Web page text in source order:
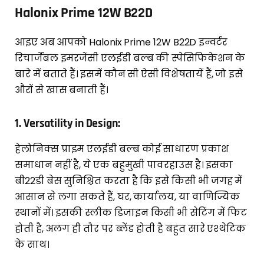
Halonix Prime 12W B22D
आइए अब आपको Halonix Prime 12W B22D इन्वर्टर
रिचार्जेबल इमरजेंसी एलईडी बल्ब की स्पेसिफिकेशन के
बारे में बताते हैं। इसमें कौन सी ऐसी विशेषतायें हैं, जो इसे
औरों से खास बनाती हैं।
1.Versatility in Design:
हेलोनिक्स प्राइम एलईडी बल्ब कोई साधारण प्रकाश
समाधान नहीं है, ये एक बहुमुखी पावरहाउस है। इसका
बी22डी बेस सुनिश्चित करता है कि इसे किसी भी जगह में
आसान से लगा सकते हैं, घर, कार्यालय, या वाणिज्यिक
स्थानों में। इसकी स्लीक डिजाइन किसी भी सेटिंग में फिट
होती है, अलग ही तौर पर ब्लेंड होती है बहुत सारे एश्थेटिक
के साथ।